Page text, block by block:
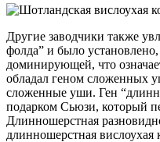
Другие заводчики также
фолда” и было
доминирующей, что
обладал геном сложенных
сложенные уши. Ген
подарком Сьюзи, который
Длинношерстная
длинношерстная вислоухая